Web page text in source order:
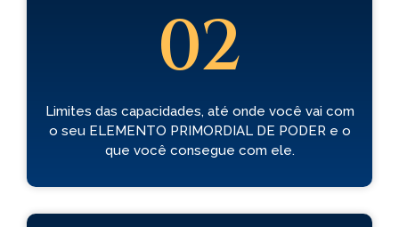
02
Limites das capacidades, até onde você vai com
o seu ELEMENTO PRIMORDIAL DE PODER e o
que você consegue com ele.